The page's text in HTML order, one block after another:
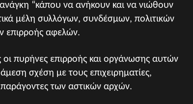
“κάπου να ανήκουν και να νιώθουν
μέλη συλλόγων, συνδέσμων, πολιτικών
επιρροής αφελών.
οι πυρήνες επιρροής και οργάνωσης αυτών
σχέση με τους επιχειρηματίες,
των αστικών αρχών.